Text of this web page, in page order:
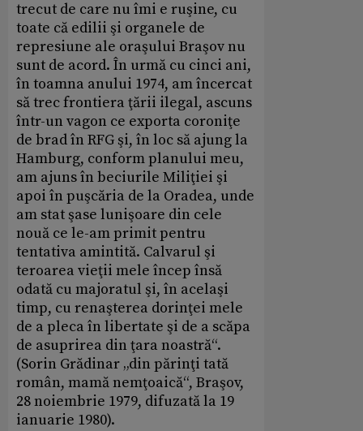
trecut de care nu îmi e ruşine, cu
toate că edilii şi organele de
represiune ale oraşului Braşov nu
sunt de acord. În urmă cu cinci ani,
în toamna anului 1974, am încercat
să trec frontiera ţării ilegal, ascuns
într-un vagon ce exporta coroniţe
de brad în RFG şi, în loc să ajung la
Hamburg, conform planului meu,
am ajuns în beciurile Miliţiei şi
apoi în puşcăria de la Oradea, unde
am stat şase lunişoare din cele
nouă ce le-am primit pentru
tentativa amintită. Calvarul şi
teroarea vieţii mele încep însă
odată cu majoratul şi, în acelaşi
timp, cu renaşterea dorinţei mele
de a pleca în libertate şi de a scăpa
de asuprirea din ţara noastră“.
(Sorin Grădinar „din părinţi tată
român, mamă nemţoaică“, Braşov,
28 noiembrie 1979, difuzată la 19
ianuarie 1980).